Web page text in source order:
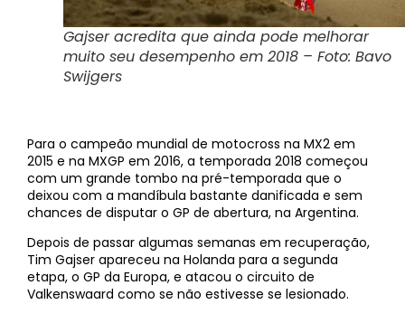
Gajser acredita que ainda pode melhorar
muito seu desempenho em 2018 – Foto: Bavo
Swijgers
Para o campeão mundial de motocross na MX2 em
2015 e na MXGP em 2016, a temporada 2018 começou
com um grande tombo na pré-temporada que o
deixou com a mandíbula bastante danificada e sem
chances de disputar o GP de abertura, na Argentina.
Depois de passar algumas semanas em recuperação,
Tim Gajser apareceu na Holanda para a segunda
etapa, o GP da Europa, e atacou o circuito de
Valkenswaard como se não estivesse se lesionado.